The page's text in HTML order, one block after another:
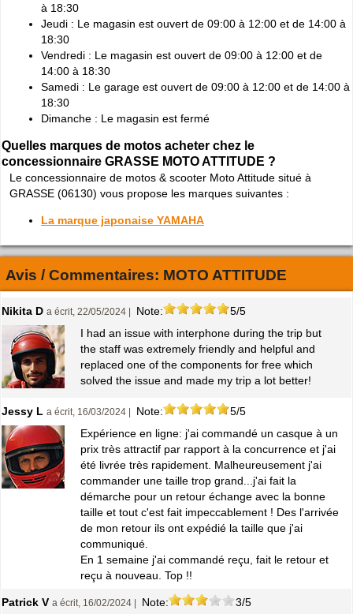
à 18:30
Jeudi : Le magasin est ouvert de 09:00 à 12:00 et de 14:00 à
18:30
Vendredi : Le magasin est ouvert de 09:00 à 12:00 et de
14:00 à 18:30
Samedi : Le garage est ouvert de 09:00 à 12:00 et de 14:00 à
18:30
Dimanche : Le magasin est fermé
Quelles marques de motos acheter chez le
concessionnaire GRASSE MOTO ATTITUDE ?
Le concessionnaire de motos & scooter Moto Attitude situé à
GRASSE (06130) vous propose les marques suivantes :
La marque japonaise YAMAHA
Avis / Commentaires: MOTO ATTITUDE
Nikita D a écrit, 22/05/2024 | Note:
5/5
I had an issue with interphone during the trip but
the staff was extremely friendly and helpful and
replaced one of the components for free which
solved the issue and made my trip a lot better!
Jessy L a écrit, 16/03/2024 | Note:
5/5
Expérience en ligne: j'ai commandé un casque à un
prix très attractif par rapport à la concurrence et j'ai
été livrée très rapidement. Malheureusement j'ai
commander une taille trop grand...j'ai fait la
démarche pour un retour échange avec la bonne
taille et tout c'est fait impeccablement ! Des l'arrivée
de mon retour ils ont expédié la taille que j'ai
communiqué.
En 1 semaine j'ai commandé reçu, fait le retour et
reçu à nouveau. Top !!
Patrick V a écrit, 16/02/2024 | Note: 3/5